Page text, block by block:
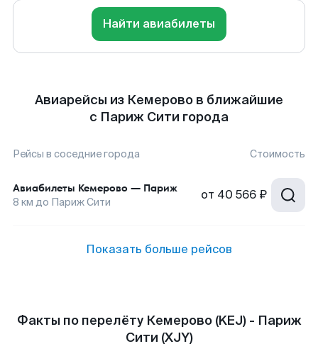
Найти авиабилеты
Авиарейсы из Кемерово в ближайшие
с Париж Сити города
Рейсы в соседние города Стоимость
Авиабилеты Кемерово — Париж
8 км до Париж Сити от 40 566 ₽
Показать больше рейсов
Факты по перелёту Кемерово (KEJ) - Париж
Сити (XJY)